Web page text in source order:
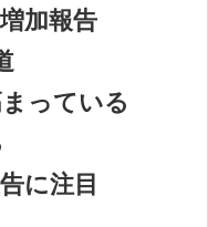
加報告
っている
に注目